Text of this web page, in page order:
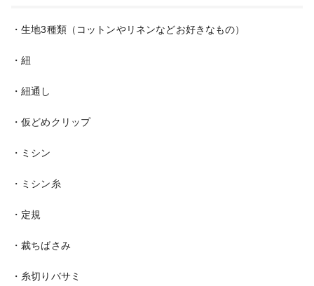
・生地3種類（コットンやリネンなどお好きなもの）
・紐
・紐通し
・仮どめクリップ
・ミシン
・ミシン糸
・定規
・裁ちばさみ
・糸切りバサミ